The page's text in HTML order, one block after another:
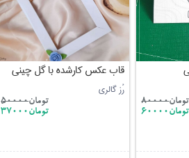
تومان80000
تومان60000
قاب عکس کارشده با گل چینی
رُز گالری
تومان50000
تومان37000